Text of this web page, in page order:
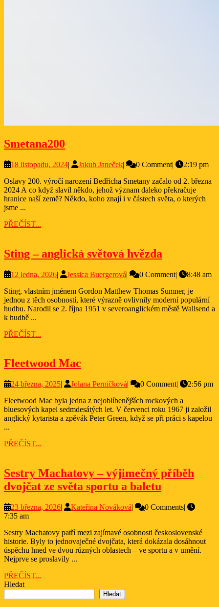
Smetana200
18 listopadu, 202418
2024
| Jakub JanečekJakub
| 0 Comment|
2:19 pm
Oslavy 200. výročí narození Bedřicha Smetany začalo od 2. března
2024 A co když slavil někdo, jehož význam daleko překračuje
hranice naší země? Někdo, koho znají i v částech světa, o kterých
jsme ...
PŘEČÍST...
Sting – anglická světová hvězda
anglická
světová
hvězda
12 ledna, 202612
2026
| Jessica BuergerováJessica
| 0 Comment|
8:48 am
Sting, vlastním jménem Gordon Matthew Thomas Sumner, je
jednou z těch osobností, které výrazně ovlivnily moderní populární
hudbu. Narodil se 2. října 1951 v severoanglickém městě Wallsend a
k hudbě ...
PŘEČÍST...
Fleetwood Mac
24 března, 202524
2025
| Jolana PerničkováJolana
| 0 Comment|
2:56 pm
Fleetwood Mac byla jedna z nejoblíbenějších rockových a
bluesových kapel sedmdesátých let. V červenci roku 1967 ji založil
anglický kytarista a zpěvák Peter Green, když se při práci s kapelou
...
PŘEČÍST...
Sestry Machatovy – výjimečný příběh
dvojčat ze světa sportu a baletu
–
příběh
dvojčat
23 března, 202623
| Kateřina NovákováKateřina
| 0 Comments|
7:35 am
Sestry Machatovy patří mezi zajímavé osobnosti československé
historie. Byly to jednovaječné dvojčata, která dokázala dosáhnout
úspěchu hned ve dvou různých oblastech – ve sportu a v umění.
Nejprve se proslavily ...
PŘEČÍST...
Hledat
Hledat